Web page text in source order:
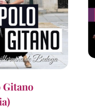
Gitano